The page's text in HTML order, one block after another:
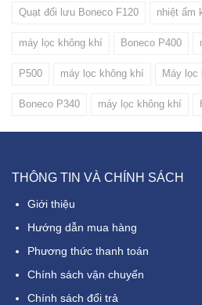
Quạt đối lưu Boneco F120 nhiệt ẩm
máy lọc không khí Boneco P400
P500 máy lọc không khí Máy lọc
Boneco P340 máy lọc không khí
THÔNG TIN VÀ CHÍNH SÁCH
Giới thiệu
Hướng dẫn mua hàng
Phương thức thanh toán
Chính sách vận chuyển
Chính sách đổi trả